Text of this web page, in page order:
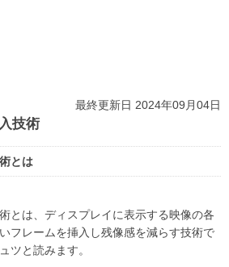
最終更新日 2024年09月04日
技術
とは
とは、ディスプレイに表示する映像の各
フレームを挿入し残像感を減らす技術で
ツと読みます。